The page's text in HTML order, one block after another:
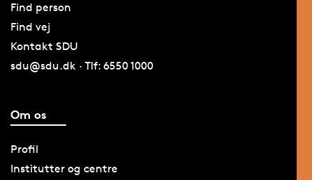
Find person
Find vej
Kontakt SDU
sdu@sdu.dk · Tlf: 6550 1000
Om os
Profil
Institutter og centre